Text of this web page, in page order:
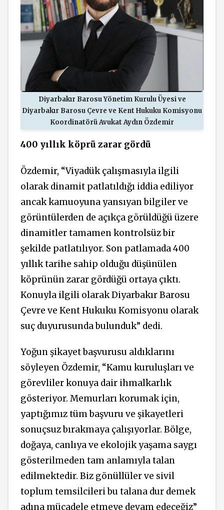
Diyarbakır Barosu Yönetim Kurulu Üyesi ve
Diyarbakır Barosu Çevre ve Kent Hukuku Komisyonu
Koordinatörü Avukat Aydın Özdemir
400 yıllık köprü zarar gördü
Özdemir, “Viyadük çalışmasıyla ilgili
olarak dinamit patlatıldığı iddia ediliyor
ancak kamuoyuna yansıyan bilgiler ve
görüntülerden de açıkça görüldüğü üzere
dinamitler tamamen kontrolsüz bir
şekilde patlatılıyor. Son patlamada 400
yıllık tarihe sahip olduğu düşünülen
köprünün zarar gördüğü ortaya çıktı.
Konuyla ilgili olarak Diyarbakır Barosu
Çevre ve Kent Hukuku Komisyonu olarak
suç duyurusunda bulunduk” dedi.
Yoğun şikayet başvurusu aldıklarını
söyleyen Özdemir, “Kamu kuruluşları ve
görevliler konuya dair ihmalkarlık
gösteriyor. Memurları korumak için,
yaptığımız tüm başvuru ve şikayetleri
sonuçsuz bırakmaya çalışıyorlar. Bölge,
doğaya, canlıya ve ekolojik yaşama saygı
gösterilmeden tam anlamıyla talan
edilmektedir. Biz gönüllüler ve sivil
toplum temsilcileri bu talana dur demek
adına mücadele etmeye devam edeceğiz”